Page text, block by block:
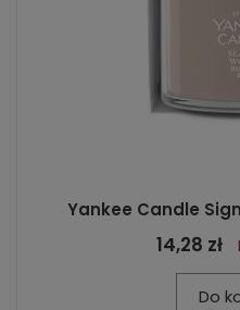
Yankee Candle
14,28 zł
Do